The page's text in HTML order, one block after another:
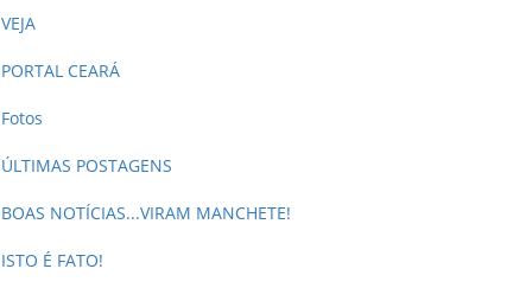
VEJA
PORTAL CEARÁ
Fotos
ÚLTIMAS POSTAGENS
BOAS NOTÍCIAS...VIRAM MANCHETE!
ISTO É FATO!